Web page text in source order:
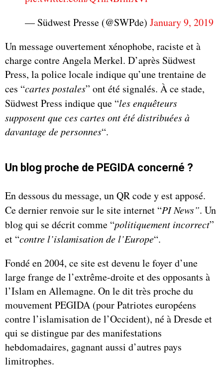
— Südwest Presse (@SWPde) January 9, 2019
Un message ouvertement xénophobe, raciste et à
charge contre Angela Merkel. D’après Südwest
Press, la police locale indique qu’une trentaine de
ces “cartes postales” ont été signalés. À ce stade,
Südwest Press indique que “les enquêteurs
supposent que ces cartes ont été distribuées à
davantage de personnes“.
Un blog proche de PEGIDA concerné ?
En dessous du message, un QR code y est apposé.
Ce dernier renvoie sur le site internet “PI News”. Un
blog qui se décrit comme “politiquement incorrect”
et “contre l’islamisation de l’Europe“.
Fondé en 2004, ce site est devenu le foyer d’une
large frange de l’extrême-droite et des opposants à
l’Islam en Allemagne. On le dit très proche du
mouvement PEGIDA (pour Patriotes européens
contre l’islamisation de l’Occident), né à Dresde et
qui se distingue par des manifestations
hebdomadaires, gagnant aussi d’autres pays
limitrophes.